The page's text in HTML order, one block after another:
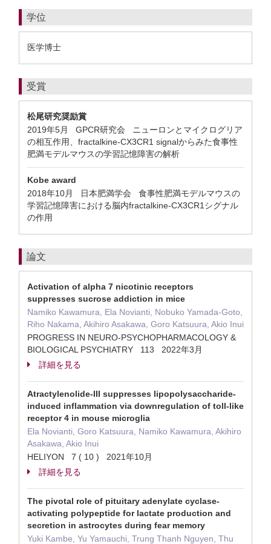
学位
医学博士
受賞
松尾研究奨励賞
2019年5月 GPCR研究会 ニューロンとマイクログリア
の相互作用、fractalkine-CX3CR1 signalからみた食事性
肥満モデルマウスの学習記憶障害の解析
Kobe award
2018年10月 日本肥満学会 食事性肥満モデルマウスの
学習記憶障害における脳内fractalkine-CX3CR1シグナル
の作用
論文
Activation of alpha 7 nicotinic receptors
suppresses sucrose addiction in mice
Namiko Kawamura, Ela Novianti, Nobuko Yamada-Goto,
Riho Nakama, Akihiro Asakawa, Goro Katsuura, Akio Inui
PROGRESS IN NEURO-PSYCHOPHARMACOLOGY &
BIOLOGICAL PSYCHIATRY 113 2022年3月
詳細を見る
Atractylenolide-III suppresses lipopolysaccharide-
induced inflammation via downregulation of toll-like
receptor 4 in mouse microglia
Ela Novianti, Goro Katsuura, Namiko Kawamura, Akihiro
Asakawa, Akio Inui
HELIYON 7 ( 10 ) 2021年10月
詳細を見る
The pivotal role of pituitary adenylate cyclase-
activating polypeptide for lactate production and
secretion in astrocytes during fear memory
Yuki Kambe, Yu Yamauchi, Trung Thanh Nguyen, Thu